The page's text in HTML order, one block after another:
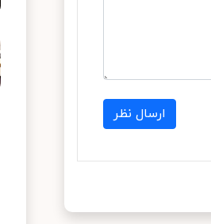
ارسال نظر